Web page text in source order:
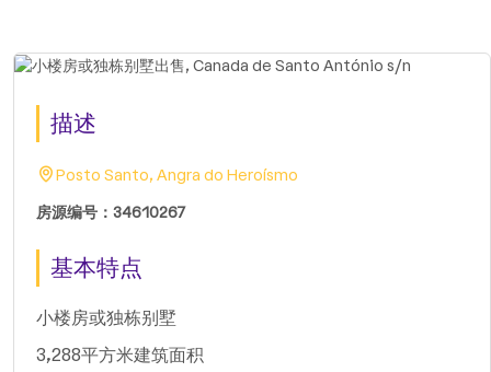
描述
Posto Santo, Angra do Heroísmo
房源编号：34610267
基本特点
小楼房或独栋别墅
3,288平方米建筑面积